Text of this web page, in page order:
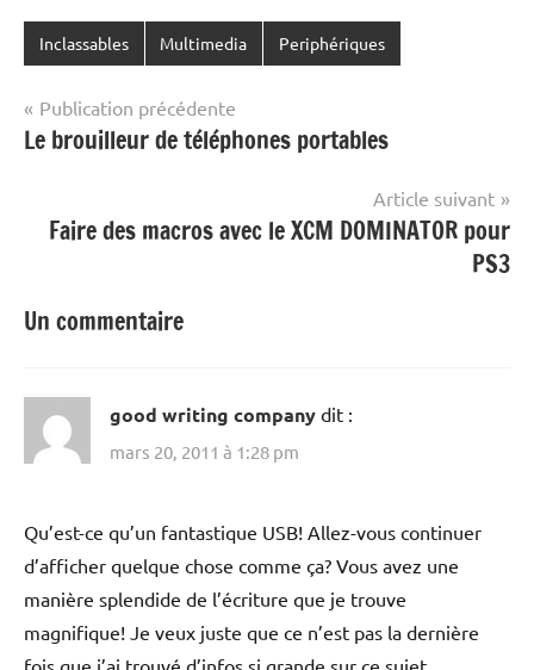
Inclassables Multimedia Periphériques
Navigation
de
Publication précédente
Le brouilleur de téléphones portables
Article suivant
Faire des macros avec le XCM DOMINATOR pour
PS3
Un commentaire
good writing company dit :
mars 20, 2011 à 1:28 pm
Qu’est-ce qu’un fantastique USB! Allez-vous continuer
d’afficher quelque chose comme ça? Vous avez une
manière splendide de l’écriture que je trouve
magnifique! Je veux juste que ce n’est pas la dernière